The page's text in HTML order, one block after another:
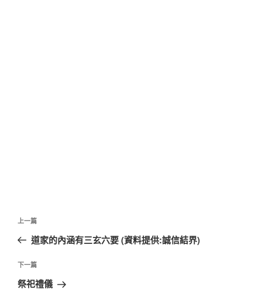
文
導
覽
上
一
文
章
上一篇
道家的內涵有三玄六要 (資料提供:誠信結界)
下
一
下一篇
祭祀禮儀